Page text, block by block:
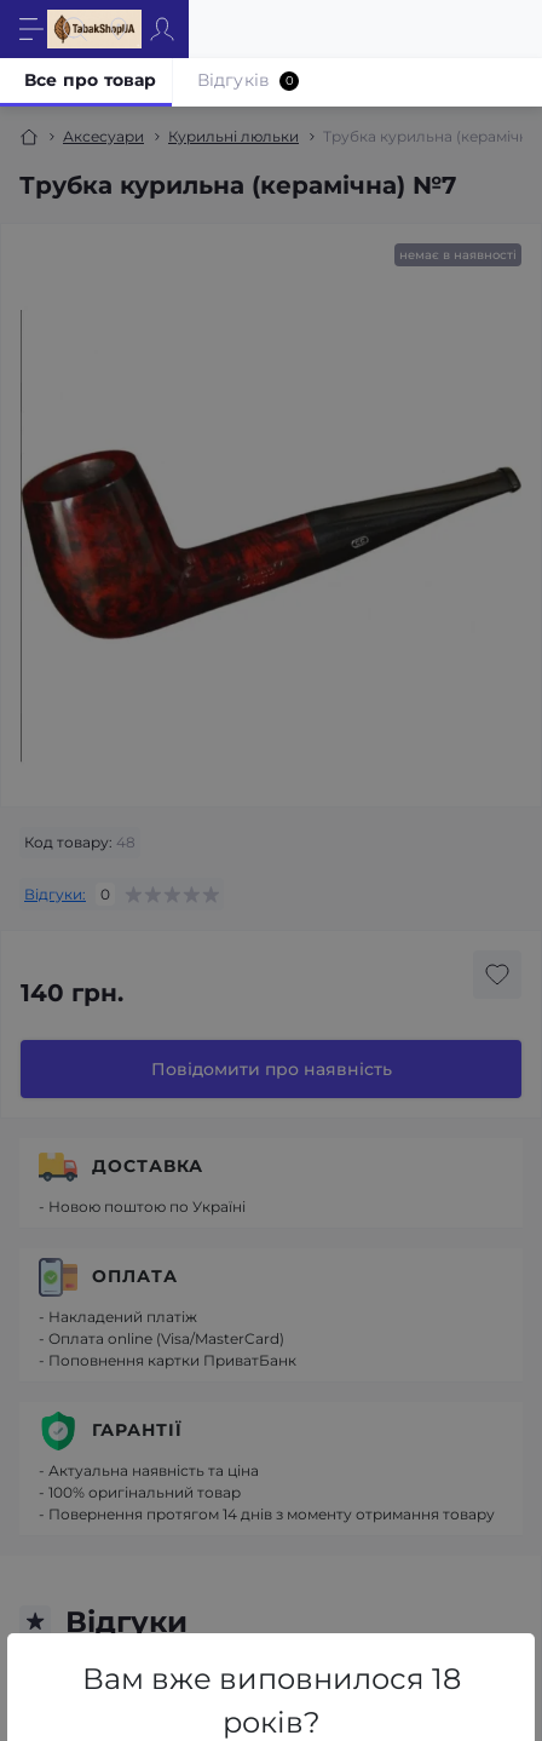
Вам вже виповнилося 18
років?
Аксесуари Курильні люльки Трубка курильна
Трубка курильна (керамічна) №7
Все про товар Відгуків 0
немає в наявності
Код товару: 48
Відгуки: 0
140 грн.
Повідомити про наявність
Відгуки
ДОСТАВКА
- Новою поштою по Україні
ОПЛАТА
- Накладений платіж
- Оплата online (Visa/MasterCard)
- Поповнення картки ПриватБанк
ГАРАНТІЇ
- Актуальна наявність та ціна
- 100% оригінальний товар
- Повернення протягом 14 днів з моменту отримання товару